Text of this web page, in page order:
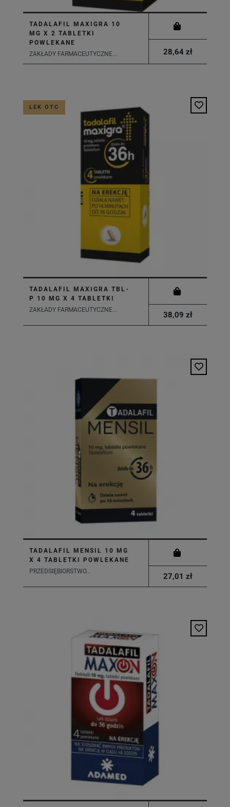
TADALAFIL MAXIGRA 10
MG X 2 TABLETKI
POWLEKANE
ZAKŁADY FARMACEUTYCZNE...
28,64 zł
LEK OTC
TADALAFIL MAXIGRA TBL-
P 10 MG X 4 TABLETKI
ZAKŁADY FARMACEUTYCZNE...
38,09 zł
TADALAFIL MENSIL 10 MG
X 4 TABLETKI POWLEKANE
PRZEDSIĘBIORSTWO...
27,01 zł